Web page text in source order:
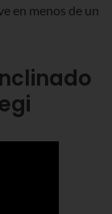
en menos de un